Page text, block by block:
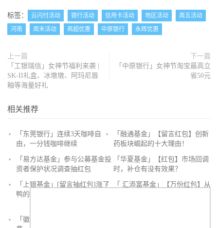
标签： 云闪付活动 银行活动 信用卡活动 地区活动
周五活动
河南
周末活动 商超优惠 中原银行 永辉优惠
上一篇
「工银瑞信」女神节福利来袭 |
SK-II礼盒、冰墩墩、阿玛尼唇
釉等海量好礼
下一篇
「中原银行」女神节淘宝最高立
省50元
相关推荐
「东莞银行」连续3天咖啡自
由，一分钱咖啡继续
「融通基金」【留言红包】创新
药板块崛起的十大理由！
「易方达基金」参与公募基金投
资者保护状况调查抽红包
「华夏基金」【红包】市场回调
时，补仓有没有效果？
「上银基金」[留言抽红包]​涨了
鸭的投资旅途
「 汇添富基金」【万份红包】从
「徽商银行」手机银行充值话